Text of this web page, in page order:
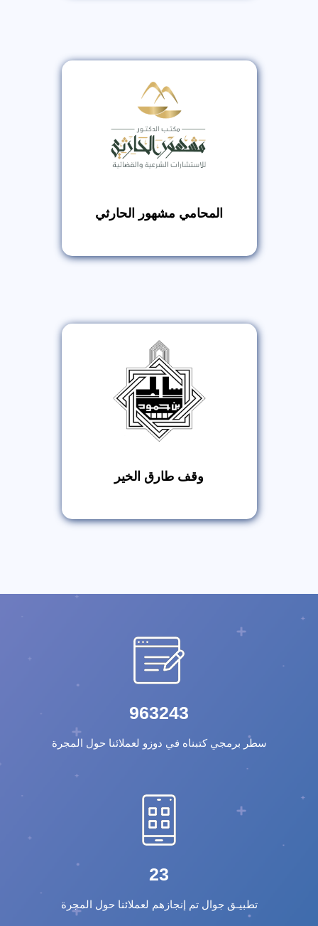
المحامي مشهور الحارثي
وقف طارق الخير
963243
سطر برمجي كتبناه في دوزو لعملائنا حول المجرة
23
تطبيـق جوال تم إنجازهم لعملائنا حول المجرة